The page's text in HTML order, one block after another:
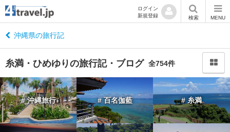
ログイン
新規登録
検索 MENU
沖縄県の旅行記
糸満・ひめゆりの旅行記・ブログ 全754件
# 沖縄旅行 # 百名伽藍 # 糸満
沖
縄
へ
戻